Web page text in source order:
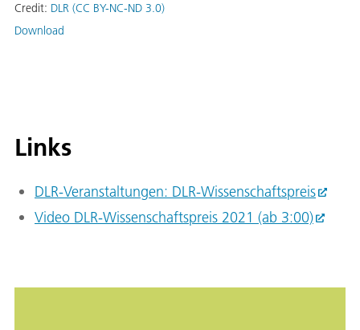
Credit: DLR (CC BY-NC-ND 3.0)
Download
Links
DLR-Veranstaltungen: DLR-Wissenschaftspreis
Video DLR-Wissenschaftspreis 2021 (ab 3:00)